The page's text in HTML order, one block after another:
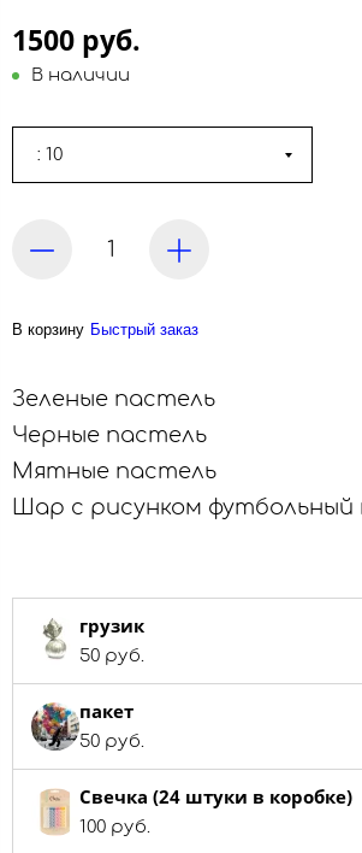
1500 руб.
В наличии
: 10
В корзину Быстрый заказ
Зеленые пастель
Черные пастель
Мятные пастель
Шар с рисунком футбольный
грузик
50 руб.
пакет
50 руб.
Свечка (24 штуки в коробке)
100 руб.